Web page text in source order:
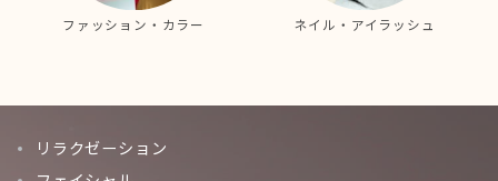
ファッション・カラー ネイル・アイラッシュ
リラクゼーション